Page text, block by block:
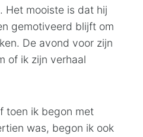
Het mooiste is dat hij
gemotiveerd blijft om
De avond voor zijn
of ik zijn verhaal
toen ik begon met
was, begon ik ook